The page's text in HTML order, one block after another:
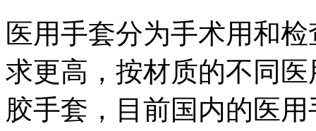
医用手套分为手术用和
求更高，按材质的不同
胶手套，目前国内的医